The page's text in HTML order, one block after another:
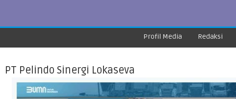
Profil Media Redaksi
PT Pelindo Sinergi Lokaseva